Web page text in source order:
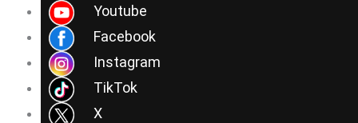
Youtube
Facebook
Instagram
TikTok
X
contenido